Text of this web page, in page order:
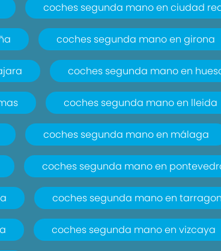
coches segunda mano en ciudad
coches segunda mano en girona
coches segunda mano en
coches segunda mano en lleida
coches segunda mano en málaga
coches segunda mano en
coches segunda mano en
coches segunda mano en vizcaya